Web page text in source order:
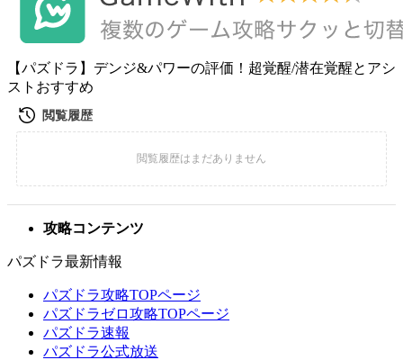
【パズドラ】デンジ&パワーの評価！超覚醒/潜在覚醒とアシ
ストおすすめ
攻略コンテンツ
パズドラ最新情報
パズドラ攻略TOPページ
パズドラゼロ攻略TOPページ
パズドラ速報
パズドラ公式放送